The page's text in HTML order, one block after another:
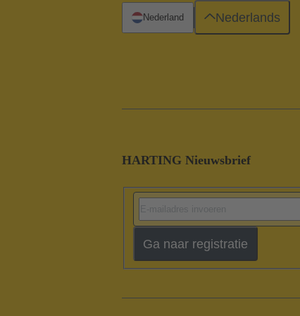
HARTING Nieuwsbrief
Ga naar registratie
Nederland Nederlands